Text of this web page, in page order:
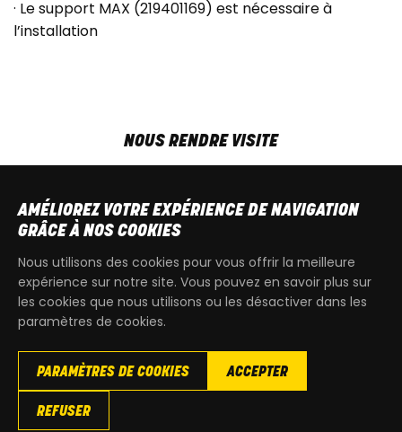
· Le support MAX (219401169) est nécessaire à
l’installation
NOUS RENDRE VISITE
SAM9h00 - 13h30
T+32 64 700 970
Copyright© 2026 KdQuad. Tous droits reservés |
AMÉLIOREZ VOTRE EXPÉRIENCE DE NAVIGATION
GRÂCE À NOS COOKIES
Nous utilisons des cookies pour vous offrir la meilleure
expérience sur notre site. Vous pouvez en savoir plus sur
les cookies que nous utilisons ou les désactiver dans les
paramètres de cookies.
PARAMÈTRES DE COOKIES ACCEPTER
REFUSER